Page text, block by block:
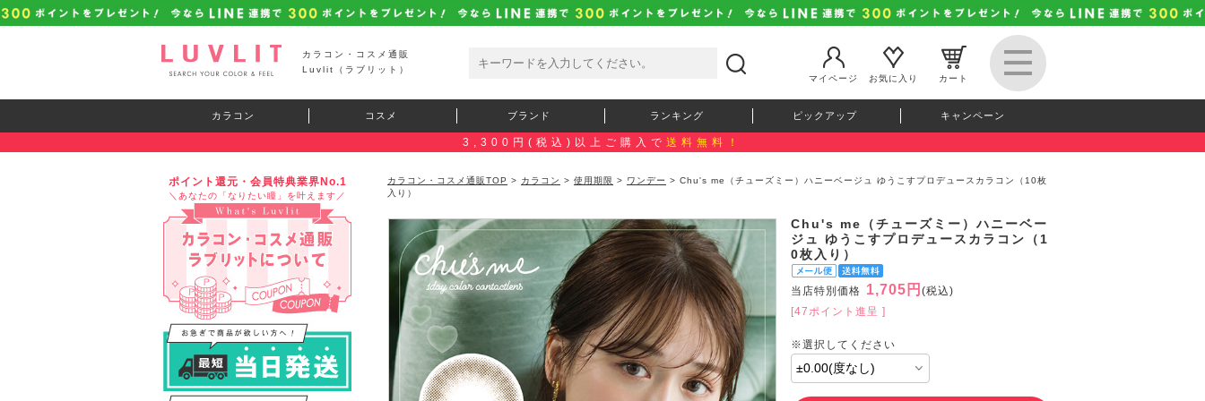
カラコン・コスメ通販
Luvlit（ラブリット）
マイページ
お気に入り カート
カラコン コスメ ブランド ランキング ピックアップ キャンペーン
3,300円(税込)以上ご購入で 送料無料！
ポイント還元・会員特典業界No.1
＼あなたの「なりたい瞳」を叶えます／
カラコン・コスメ通販TOP > カラコン > 使用期限 > ワンデー > Chu's me（チューズミー）ハニーベージュ ゆうこすプロデュースカラコン（10枚
入り）
Chu's me（チューズミー）ハニーベー
ジュ ゆうこすプロデュースカラコン（1
0枚入り）
当店特別価格 1,705円 (税込)
[47ポイント進呈 ]